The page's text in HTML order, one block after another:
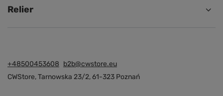
Relier
+48500453608 b2b@cwstore.eu
CWStore,Tarnowska 23/2,61-323 Poznań